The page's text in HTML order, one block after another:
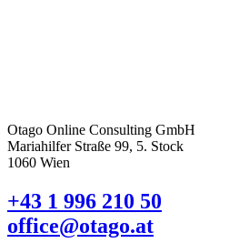
Otago Online Consulting GmbH
Mariahilfer Straße 99, 5. Stock
1060 Wien
+43 1 996 210 50
office@otago.at